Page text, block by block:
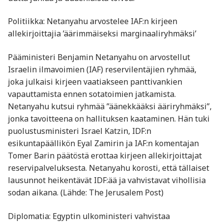
Politiikka: Netanyahu arvostelee IAF:n kirjeen
allekirjoittajia ’äärimmäiseksi marginaaliryhmäksi’
Pääministeri Benjamin Netanyahu on arvostellut
Israelin ilmavoimien (IAF) reservilentäjien ryhmää,
joka julkaisi kirjeen vaatiakseen panttivankien
vapauttamista ennen sotatoimien jatkamista.
Netanyahu kutsui ryhmää ”äänekkääksi ääriryhmäksi”,
jonka tavoitteena on hallituksen kaataminen. Hän tuki
puolustusministeri Israel Katzin, IDF:n
esikuntapäällikön Eyal Zamirin ja IAF:n komentajan
Tomer Barin päätöstä erottaa kirjeen allekirjoittajat
reservipalveluksesta. Netanyahu korosti, että tällaiset
lausunnot heikentävät IDF:ää ja vahvistavat vihollisia
sodan aikana. (Lähde: The Jerusalem Post)
Diplomatia: Egyptin ulkoministeri vahvistaa